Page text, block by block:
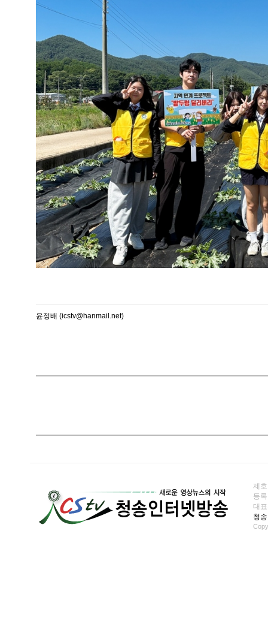
윤정배 (icstv@hanmail.net)
제
등
대표
청